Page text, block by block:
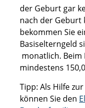
der Geburt gar
nach der Geburt
bekommen Sie
Basiselterngeld
monatlich. Beim
mindestens
Tipp: Als Hilfe
können Sie den